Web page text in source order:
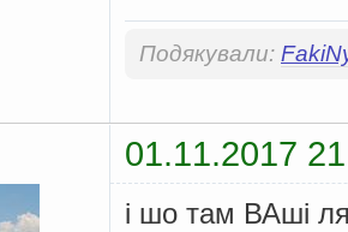
Подякували:
01.11.2017
і шо там ВАші